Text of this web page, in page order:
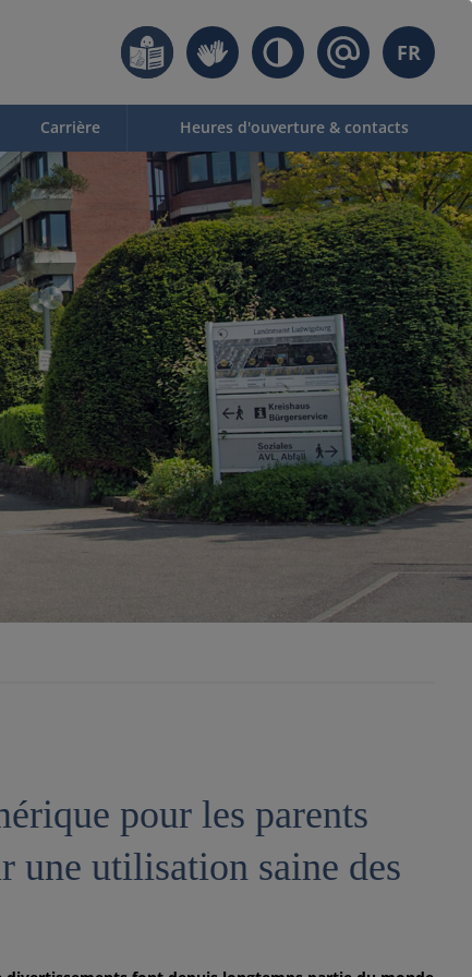
FR
Carrière Heures d'ouverture & contacts
pour les parents
une utilisation saine des